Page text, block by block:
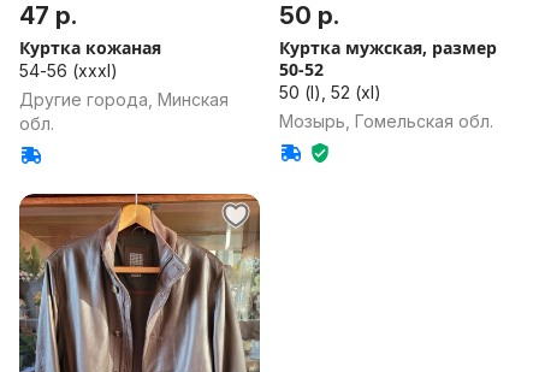
47 р.
Куртка кожаная
54-56 (xxxl)
Другие города, Минская
обл.
50 р.
Куртка мужская, размер
50-52
50 (l), 52 (xl)
Мозырь, Гомельская обл.